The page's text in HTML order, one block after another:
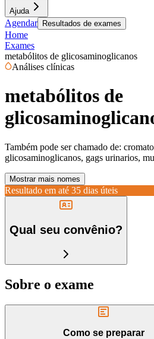
Ajuda
Agendar Resultados de exames
Home
Exames
metabólitos de glicosaminoglicanos
Análises clínicas
metabólitos de
Também pode ser chamado de:
glicosaminoglicanos, gags urinarios,
Mostrar mais nomes
Resultado em até 35 dias úteis
Qual seu convênio?
Sobre o exame
Como se preparar